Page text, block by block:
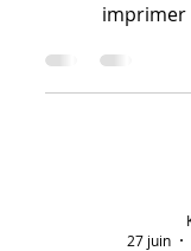
imprimer
27 juin